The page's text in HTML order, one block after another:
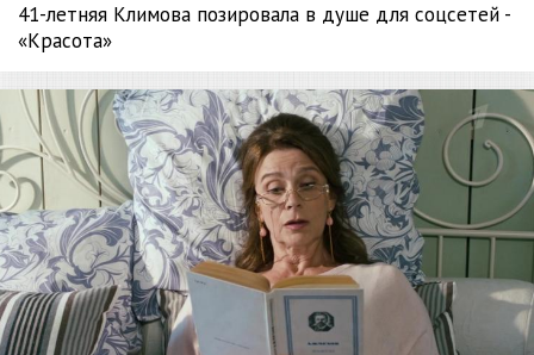
41-летняя Климова позировала в душе для соцсетей -
«Красота»